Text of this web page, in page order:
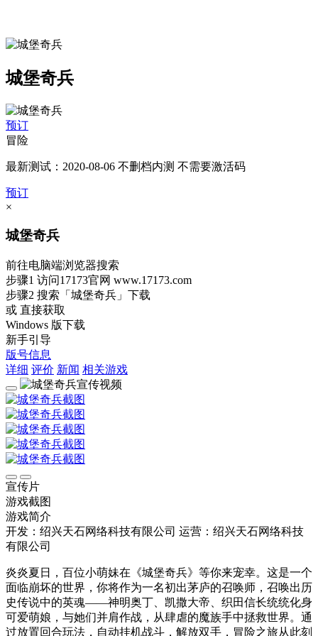
城堡奇兵
预订
冒险
最新测试：2020-08-06 不删档内测 不需要激活码
预订
×
城堡奇兵
前往电脑端浏览器搜索
步骤1 访问17173官网 www.17173.com
步骤2 搜索 「城堡奇兵」 下载
或 直接获取
Windows 版下载
新手引导
版号信息
详细 评价 新闻 相关游戏
宣传片
游戏截图
游戏简介
开发：绍兴天石网络科技有限公司 运营：绍兴天石网络科技
有限公司
炎炎夏日，百位小萌妹在《城堡奇兵》等你来宠幸。这是一个
面临崩坏的世界，你将作为一名初出茅庐的召唤师，召唤出历
史传说中的英魂——神明奥丁、凯撒大帝、织田信长统统化身
可爱萌娘，与她们并肩作战，从肆虐的魔族手中拯救世界。通
过放置回合玩法，自动挂机战斗，解放双手，冒险之旅从此刻